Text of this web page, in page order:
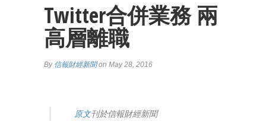
Twitter合併業務 兩
高層離職
By 信報財經新聞on May 28, 2016
原文刊於信報財經新聞